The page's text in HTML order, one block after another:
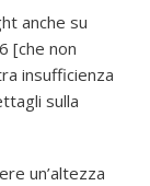
anche su
[che non
insufficienza
sulla
un’altezza